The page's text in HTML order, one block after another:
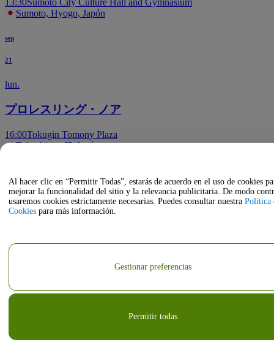
Sumoto, Hyogo, Japón
sep
21
lun.
プロレスリング・ノア
16:00Tokugin Tomony Plaza
Tokushima, JP, Japón
18
dom.
ザ５０回転ズ
Al hacer clic en “Permitir Todas”, estarás de acuerdo en el uso de cookies
mejorar la funcionalidad del sitio y la relevancia publicitaria. De modo
usaremos cookies estrictamente necesarias. Puedes consultar nuestra Política
Cookies para más información.
Permitir todas
Gestionar preferencias